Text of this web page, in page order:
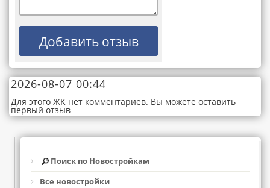
2026-08-07 00:44
Для этого ЖК нет комментариев. Вы можете оставить
первый отзыв
Поиск по Новостройкам
Все новостройки